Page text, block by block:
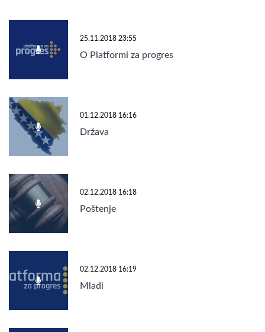
25.11.2018 23:55
O Platformi za progres
01.12.2018 16:16
Država
02.12.2018 16:18
Poštenje
02.12.2018 16:19
Mladi